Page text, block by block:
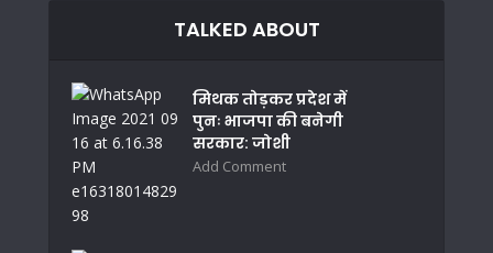
TALKED ABOUT
मिथक तोड़कर प्रदेश में
पुनः भाजपा की बनेगी
सरकार: जोशी
Add Comment